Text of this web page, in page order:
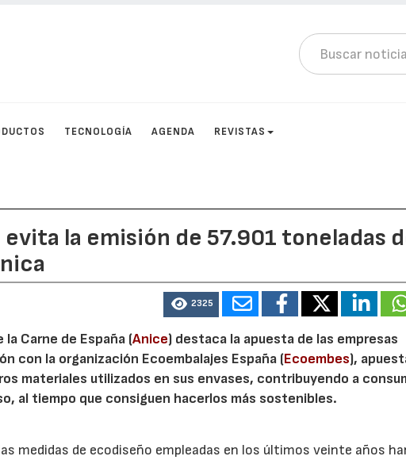
TECNOLOGÍA AGENDA REVISTAS
la emisión de 57.901 toneladas
2325
Carne de España (Anice) destaca la apuesta de las empresas
con la organización Ecoembalajes España (Ecoembes),
materiales utilizados en sus envases, contribuyendo a
al tiempo que consiguen hacerlos más sostenibles.
medidas de ecodiseño empleadas en los últimos veinte años